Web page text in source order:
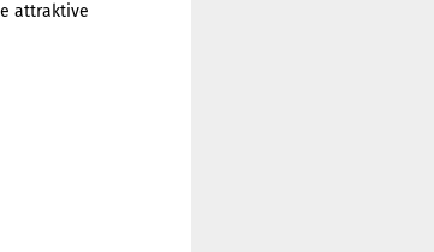
attraktive